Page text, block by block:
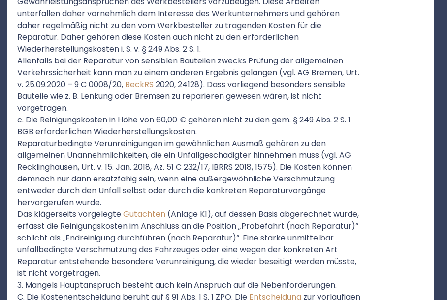
unterfallen daher vornehmlich dem Interesse des Werkunternehmers und gehören
daher regelmäßig nicht zu den vom Werkbesteller zu tragenden Kosten für die
Reparatur. Daher gehören diese Kosten auch nicht zu den erforderlichen
Wiederherstellungskosten i. S. v. § 249 Abs. 2 S. 1.
Allenfalls bei der Reparatur von sensiblen Bauteilen zwecks Prüfung der allgemeinen
Verkehrssicherheit kann man zu einem anderen Ergebnis gelangen (vgl. AG Bremen, Urt.
v. 25.09.2020 – 9 C 0008/20, BeckRS 2020, 24128). Dass vorliegend besonders sensible
Bauteile wie z. B. Lenkung oder Bremsen zu reparieren gewesen wären, ist nicht
vorgetragen.
c. Die Reinigungskosten in Höhe von 60,00 € gehören nicht zu den gem. § 249 Abs. 2 S. 1
BGB erforderlichen Wiederherstellungskosten.
Reparaturbedingte Verunreinigungen im gewöhnlichen Ausmaß gehören zu den
allgemeinen Unannehmlichkeiten, die ein Unfallgeschädigter hinnehmen muss (vgl. AG
Recklinghausen, Urt. v. 15. Jan. 2018, Az. 51 C 232/17, IBRRS 2018, 1575). Die Kosten können
demnach nur dann ersatzfähig sein, wenn eine außergewöhnliche Verschmutzung
entweder durch den Unfall selbst oder durch die konkreten Reparaturvorgänge
hervorgerufen wurde.
Das klägerseits vorgelegteGutachten (Anlage K1), auf dessen Basis abgerechnet wurde,
erfasst die Reinigungskosten im Anschluss an die Position „Probefahrt (nach Reparatur)“
schlicht als „Endreinigung durchführen (nach Reparatur)“. Eine starke unmittelbar
unfallbedingte Verschmutzung des Fahrzeuges oder eine wegen der konkreten Art
Reparatur entstehende besondere Verunreinigung, die wieder beseitigt werden müsste,
ist nicht vorgetragen.
3. Mangels Hauptanspruch besteht auch kein Anspruch auf die Nebenforderungen.
C. Die Kostenentscheidung beruht auf § 91 Abs. 1 S. 1 ZPO. Die Entscheidung zur vorläufigen